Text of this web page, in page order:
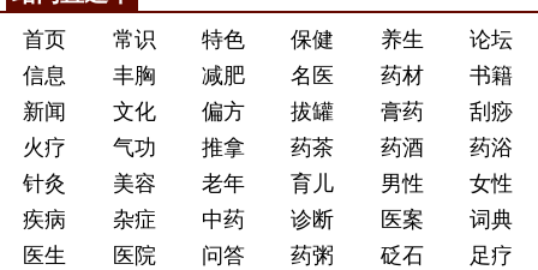
首页 常识 特色 保健 养生
论坛
信息
丰胸 减肥 名医 药材
书籍
新闻
文化 偏方 拔罐 膏药
刮痧
火疗
气功 推拿 药茶 药酒
药浴
针灸
美容 老年 育儿 男性
女性
疾病
杂症 中药 诊断 医案
词典
医生
医院 问答 药粥 砭石 足疗